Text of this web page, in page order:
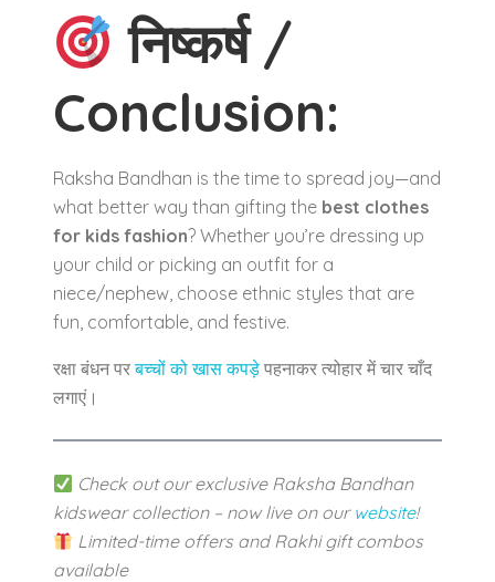
निष्कर्ष /
Conclusion:
Raksha Bandhan is the time to spread joy—and
what better way than gifting the best clothes
for kids fashion? Whether you’re dressing up
your child or picking an outfit for a
niece/nephew, choose ethnic styles that are
fun, comfortable, and festive.
रक्षा बंधन परबच्चों को खास कपड़े पहनाकर त्योहार में चार चाँद
लगाएं।
Check out our exclusive Raksha Bandhan
kidswear collection – now live on our website!
Limited-time offers and Rakhi gift combos
available